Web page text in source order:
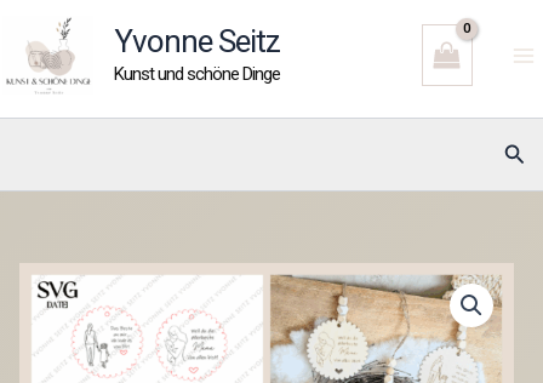
Inhalt
springen
Yvonne Seitz
Kunst und schöne Dinge